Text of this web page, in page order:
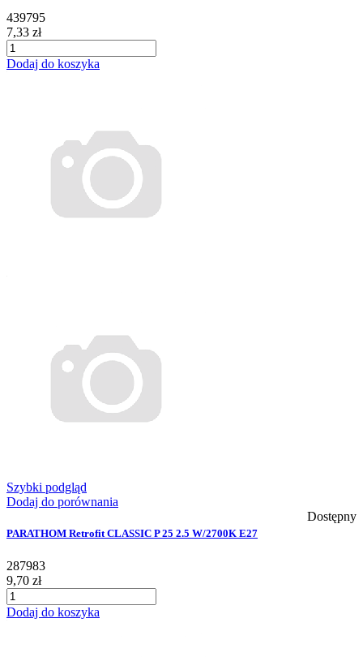
439795
7,33 zł
Dodaj do koszyka
Szybki podgląd
Dodaj do porównania
Dostępny
PARATHOM Retrofit CLASSIC P 25 2.5 W/2700K E27
287983
9,70 zł
Dodaj do koszyka